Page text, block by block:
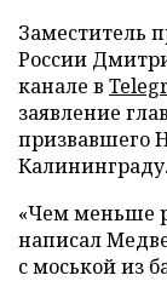
Заместитель
России
канале в
заявление
призвавшего
Калининграду.
«Чем меньше
написал
с моськой из